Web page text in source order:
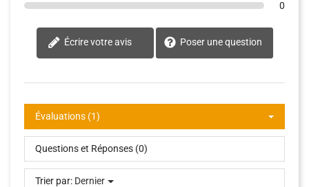
0
Écrire votre avis Poser une question
Évaluations (1)
Questions et Réponses (0)
Trier par: Dernier